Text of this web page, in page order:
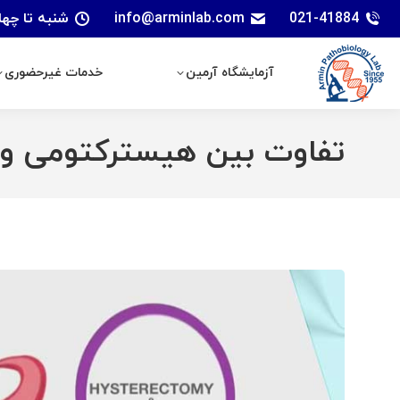
021-41884
info@arminlab.com شنبه تا چهارشنبه: 7 الی 18 |
آزمایشگاه آرمین خدمات غیرحضوری
تفاوت بین هیسترکتومی
آزمایشگاه آرمین خدمات غیرحضوری